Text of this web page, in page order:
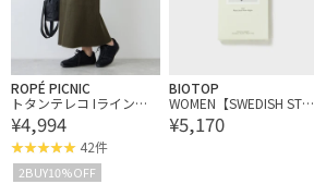
ROPÉ PICNIC
トタンテレコ Iラインリ
ブニットスカート
¥4,994
42件
2BUY10%OFF
BIOTOP
WOMEN【SWEDISH STO
CKINGS】ROSA Lace Kne
e Highs
¥5,170